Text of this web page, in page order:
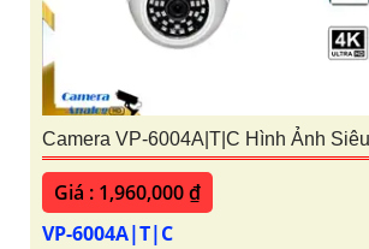
Camera VP-6004A|T|C Hình Ảnh
Giá : 1,960,000 ₫
VP-6004A|T|C